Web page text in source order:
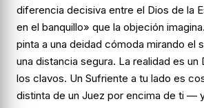
diferencia decisiva entre el Dios de la
en el banquillo» que la objeción
pinta a una deidad cómoda mirando el
una distancia segura. La realidad es un
los clavos. Un Sufriente a tu lado es
distinta de un Juez por encima de ti —